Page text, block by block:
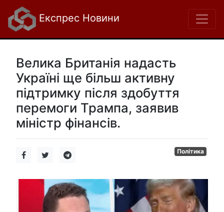
Експрес Новини
Велика Британія надасть
Україні ще більш активну
підтримку після здобуття
перемоги Трампа, заявив
міністр фінансів.
Політика